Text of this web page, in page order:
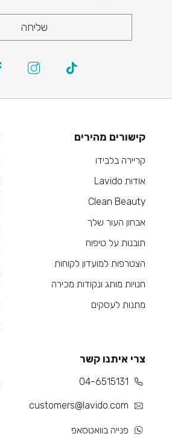
שליחה
קישורים מהירים
קריירה בלבידו
אודות Lavido
Clean Beauty
אבחון העור שלך
תובנות על טיפוח
הצטרפות למועדון לקוחות
חנויות מותג ונקודות מכירה
מתנות לעסקים
צרי איתנו קשר
04-6515131
customers@lavido.com
פנייה בוואטסאפ